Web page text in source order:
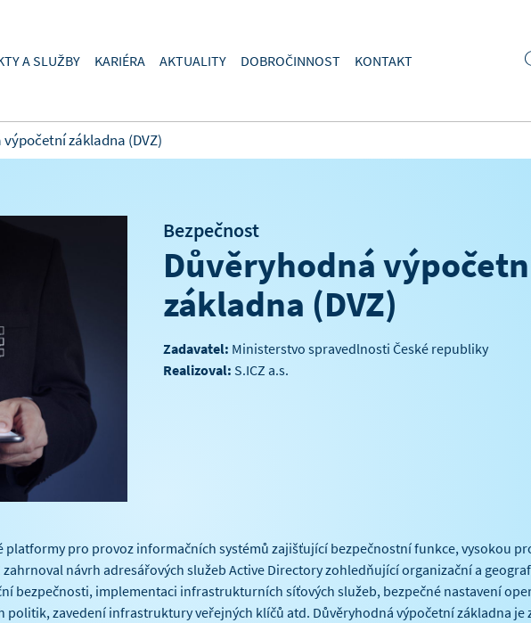
A SLUŽBY KARIÉRA AKTUALITY DOBROČINNOST KONTAKT
základna (DVZ)
Bezpečnost
Důvěryhodná
základna (DVZ)
Zadavatel: Ministerstvo spravedlnosti České republiky
Realizoval: S.ICZ a.s.
pro provoz informačních systémů zajišťující bezpečnostní funkce, vysokou
návrh adresářových služeb Active Directory zohledňující organizační a
bezpečnosti, implementaci infrastrukturních síťových služeb, bezpečné nastavení
zavedení infrastruktury veřejných klíčů atd. Důvěryhodná výpočetní základna je